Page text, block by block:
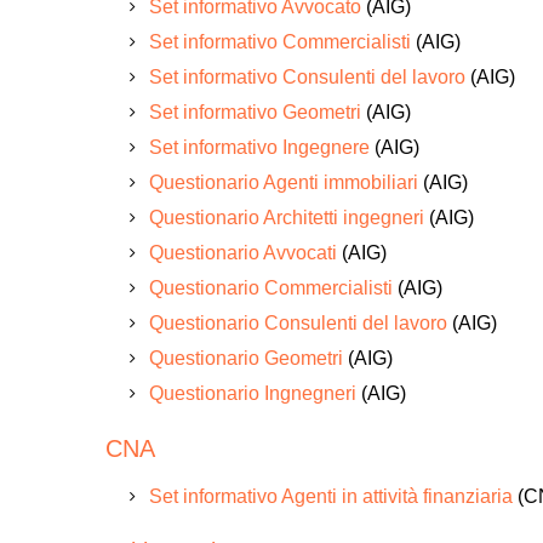
Set informativo Avvocato (AIG)
Set informativo Commercialisti (AIG)
Set informativo Consulenti del lavoro (AIG)
Set informativo Geometri (AIG)
Set informativo Ingegnere (AIG)
Questionario Agenti immobiliari (AIG)
Questionario Architetti ingegneri (AIG)
Questionario Avvocati (AIG)
Questionario Commercialisti (AIG)
Questionario Consulenti del lavoro (AIG)
Questionario Geometri (AIG)
Questionario Ingnegneri (AIG)
CNA
Set informativo Agenti in attività finanziaria